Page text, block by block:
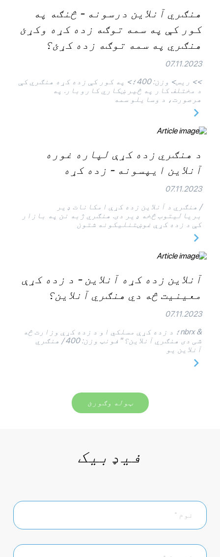
هنګري آنلاین درسونه - څنګه په
کور کې په سمه توګه زده کړه وکړئ
هنګري په سمه توګه زده کړئ؟
07.11.2023
>> ريس> وزن: 400؛> په کور کې زده کړه هنګري کې
د مختلف کار په څیر ښکاري کاروبار. په
هرصورت، د وسایلو سمه
د هنګري زده کړې لپاره غوره
آنلاین ایپسونه - زده کړه
07.11.2023
/ هنګري د آنلاین زده کړې امکانات ډیر
بریالیتوب څخه ډیر دی. هنګري ژبه نن په بازار
کې د زده کړې غوښتنلیکونه شتون
آنلاین زده کړه آنلاین - د زده کړې
معینیت څه دي هنګري آنلاین؟
07.11.2023
& nbrx؛ د زده کړې مسلکي او د زده کړې وزارت څه
شی دی هنګري آنلاین؟ "فونټ وزن: 400 / هنګري
آنلاین یو
ټوله وګورئ
فیډبیک